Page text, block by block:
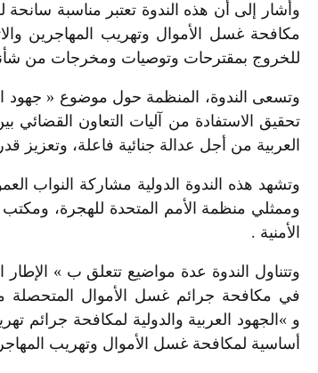
وأشار إلى أن هذه الندوة تعتبر مناسبة
مكافحة غسل الأموال وتهريب المهاجرين
للخروج بمقترحات وتوصيات ومخرجات من شأنها
وتسعى الندوة، المنظمة حول موضوع « جهود
تحقيق الاستفادة من آليات التعاون القضائي
العربية من أجل عدالة جنائية فاعلة، وتعزيز
وتشهد هذه الندوة الدولية مشاركة النواب
وممثلي منظمة الأمم المتحدة للهجرة، ومكتب
الأمنية .
وتتناول الندوة عدة مواضيع تتعلق ب »
في مكافحة جرائم غسل الأموال المتحصلة
و »الجهود العربية والدولية لمكافحة جرائم
أساسية لمكافحة غسل الأموال وتهريب